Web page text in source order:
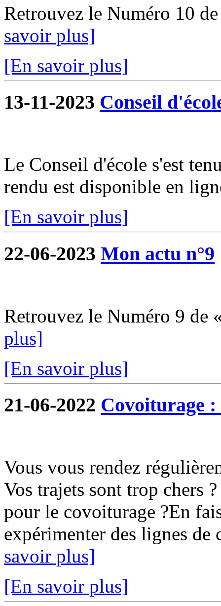
Retrouvez le Numéro 10
savoir plus]
[En savoir plus]
13-11-2023 Conseil
Le Conseil d'école s'est
rendu est disponible en
[En savoir plus]
22-06-2023 Mon actu n°9
Retrouvez le Numéro 9 de
plus]
[En savoir plus]
21-06-2022 Covoiturage
Vous vous rendez
Vos trajets sont trop chers
pour le covoiturage ?En
expérimenter des lignes
savoir plus]
[En savoir plus]